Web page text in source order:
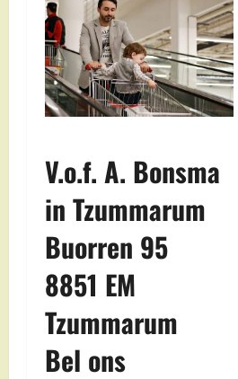
V.o.f. A. Bonsma
in Tzummarum
Buorren 95
8851 EM
Tzummarum
Bel ons